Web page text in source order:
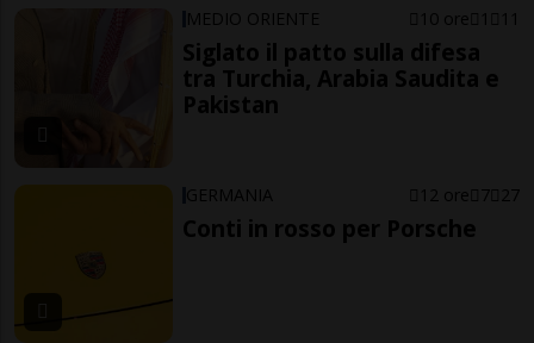
MEDIO ORIENTE 10 ore 1 11
Siglato il patto sulla difesa
tra Turchia, Arabia Saudita e
Pakistan
GERMANIA 12 ore 7 27
Conti in rosso per Porsche